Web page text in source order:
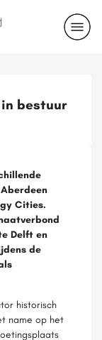
bestuur
Cities.
Delft en
de
historisch
name op het